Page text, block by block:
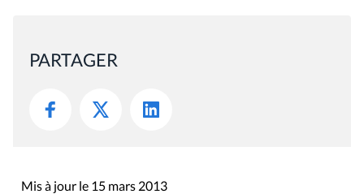
PARTAGER
Mis à jour le 15 mars 2013